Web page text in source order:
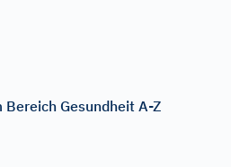
Gesundheit A-Z